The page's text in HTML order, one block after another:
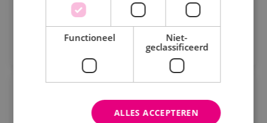
Uren
Fulltime
Parttime
MBO
Bekijk vacature
Direct solliciteren
Functioneel
Niet-
geclassificeerd
ALLES ACCEPTEREN